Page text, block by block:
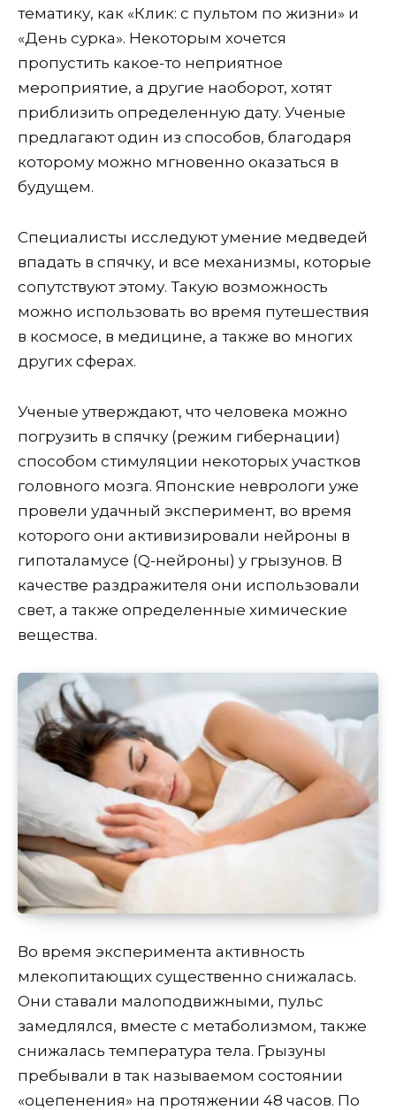
тематику, как «Клик: с пультом по жизни» и
«День сурка». Некоторым хочется
пропустить какое-то неприятное
мероприятие, а другие наоборот, хотят
приблизить определенную дату. Ученые
предлагают один из способов, благодаря
которому можно мгновенно оказаться в
будущем.
Специалисты исследуют умение медведей
впадать в спячку, и все механизмы, которые
сопутствуют этому. Такую возможность
можно использовать во время путешествия
в космосе, в медицине, а также во многих
других сферах.
Ученые утверждают, что человека можно
погрузить в спячку (режим гибернации)
способом стимуляции некоторых участков
головного мозга. Японские неврологи уже
провели удачный эксперимент, во время
которого они активизировали нейроны в
гипоталамусе (Q-нейроны) у грызунов. В
качестве раздражителя они использовали
свет, а также определенные химические
вещества.
Во время эксперимента активность
млекопитающих существенно снижалась.
Они ставали малоподвижными, пульс
замедлялся, вместе с метаболизмом, также
снижалась температура тела. Грызуны
пребывали в так называемом состоянии
«оцепенения» на протяжении 48 часов. По